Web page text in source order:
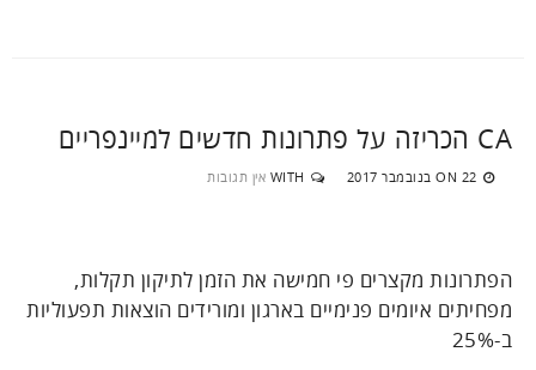
CA הכריזה על פתרונות חדשים למיינפריים
ON 22 בנובמבר 2017 WITH אין תגובות
הפתרונות מקצרים פי חמישה את הזמן לתיקון תקלות,
מפחיתים איומים פנימיים בארגון ומורידים הוצאות תפעוליות
ב-25%